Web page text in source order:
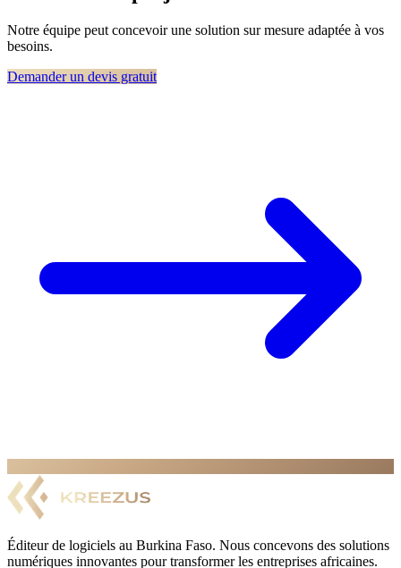
Notre équipe peut concevoir une solution sur mesure adaptée à vos
besoins.
Demander un devis gratuit
Éditeur de logiciels au Burkina Faso. Nous concevons des solutions
numériques innovantes pour transformer les entreprises africaines.